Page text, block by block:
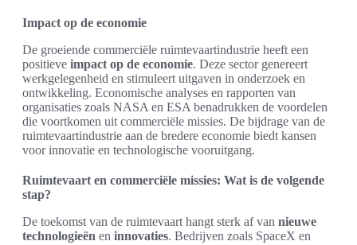
Impact op de economie
De groeiende commerciële ruimtevaartindustrie heeft een
positieve impact op de economie. Deze sector genereert
werkgelegenheid en stimuleert uitgaven in onderzoek en
ontwikkeling. Economische analyses en rapporten van
organisaties zoals NASA en ESA benadrukken de voordelen
die voortkomen uit commerciële missies. De bijdrage van de
ruimtevaartindustrie aan de bredere economie biedt kansen
voor innovatie en technologische vooruitgang.
Ruimtevaart en commerciële missies: Wat is de volgende
stap?
De toekomst van de ruimtevaart hangt sterk af van nieuwe
technologieën en innovaties. Bedrijven zoals SpaceX en